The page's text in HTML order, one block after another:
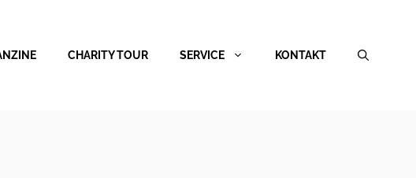
CHARITY TOUR SERVICE KONTAKT